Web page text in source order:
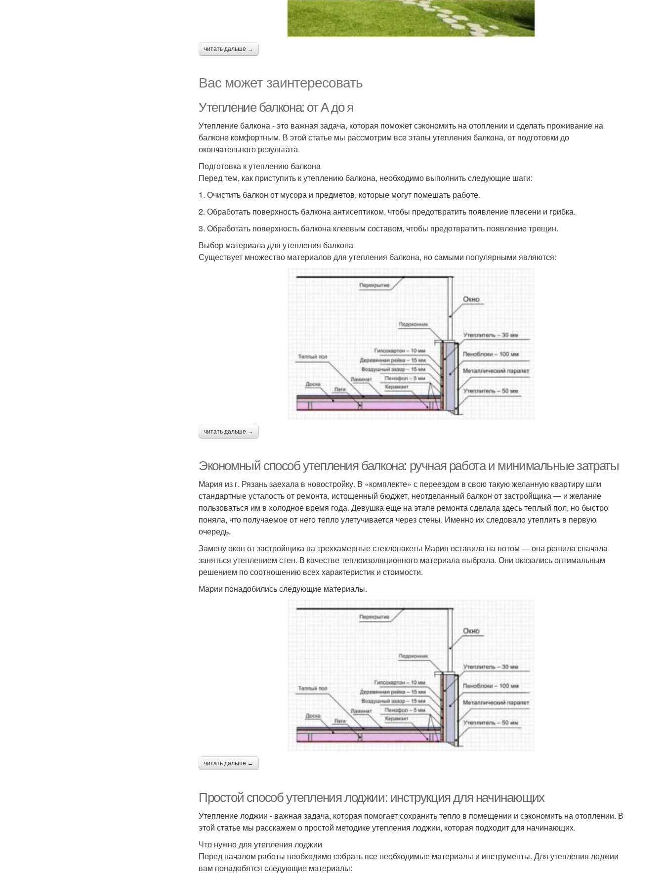
читать дальше →
Вас может заинтересовать
Утепление балкона: от А до я
Утепление балкона - это важная задача, которая поможет сэкономить на отоплении и сделать проживание на
балконе комфортным. В этой статье мы рассмотрим все этапы утепления балкона, от подготовки до
окончательного результата.
Подготовка к утеплению балкона
Перед тем, как приступить к утеплению балкона, необходимо выполнить следующие шаги:
1. Очистить балкон от мусора и предметов, которые могут помешать работе.
2. Обработать поверхность балкона антисептиком, чтобы предотвратить появление плесени и грибка.
3. Обработать поверхность балкона клеевым составом, чтобы предотвратить появление трещин.
Выбор материала для утепления балкона
Существует множество материалов для утепления балкона, но самыми популярными являются:
читать дальше →
Экономный способ утепления балкона: ручная работа и минимальные затраты
Мария из г. Рязань заехала в новостройку. В «комплекте» с переездом в свою такую желанную квартиру шли
стандартные усталость от ремонта, истощенный бюджет, неотделанный балкон от застройщика — и желание
пользоваться им в холодное время года. Девушка еще на этапе ремонта сделала здесь теплый пол, но быстро
поняла, что получаемое от него тепло улетучивается через стены. Именно их следовало утеплить в первую
очередь.
Замену окон от застройщика на трехкамерные стеклопакеты Мария оставила на потом — она решила сначала
заняться утеплением стен. В качестве теплоизоляционного материала выбрала. Они оказались оптимальным
решением по соотношению всех характеристик и стоимости.
Марии понадобились следующие материалы.
читать дальше →
Простой способ утепления лоджии: инструкция для начинающих
Утепление лоджии - важная задача, которая помогает сохранить тепло в помещении и сэкономить на отоплении. В
этой статье мы расскажем о простой методике утепления лоджии, которая подходит для начинающих.
Что нужно для утепления лоджии
Перед началом работы необходимо собрать все необходимые материалы и инструменты. Для утепления лоджии
вам понадобятся следующие материалы: